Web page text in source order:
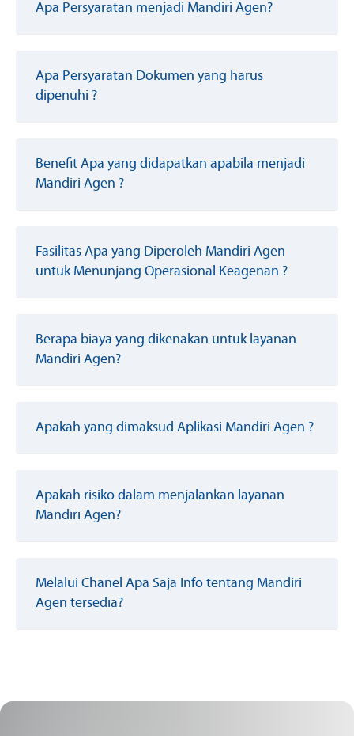
Apa Persyaratan menjadi Mandiri Agen?
Apa Persyaratan Dokumen yang harus
dipenuhi ?
Benefit Apa yang didapatkan apabila menjadi
Mandiri Agen ?
Fasilitas Apa yang Diperoleh Mandiri Agen
untuk Menunjang Operasional Keagenan ?
Berapa biaya yang dikenakan untuk layanan
Mandiri Agen?
Apakah yang dimaksud Aplikasi Mandiri Agen ?
Apakah risiko dalam menjalankan layanan
Mandiri Agen?
Melalui Chanel Apa Saja Info tentang Mandiri
Agen tersedia?